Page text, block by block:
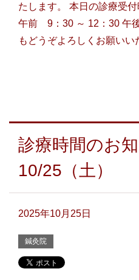
たします。 本日の診療受
午前 9：30 ～ 12：30 午
もどうぞよろしくお願い
診療時間のお
10/25（土）
2025年10月25日
鍼灸院